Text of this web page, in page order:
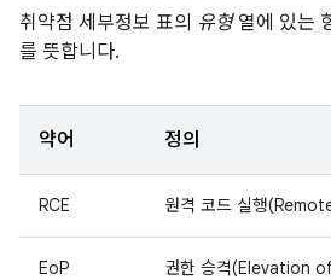
취약점 세부정보 표의 유형열에 있는
를 뜻합니다.
약어 정의
RCE 원격 코드 실행
EoP 권한 승격(Elevation